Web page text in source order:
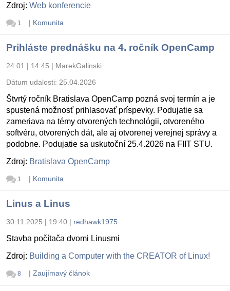
Zdroj: Web konferencie
1 | Komunita
Prihláste prednášku na 4. ročník OpenCamp
24.01 | 14:45 | MarekGalinski
Dátum udalosti: 25.04.2026
Štvrtý ročník Bratislava OpenCamp pozná svoj termín a je
spustená možnosť prihlasovať príspevky. Podujatie sa
zameriava na témy otvorených technológii, otvoreného
softvéru, otvorených dát, ale aj otvorenej verejnej správy a
podobne. Podujatie sa uskutoční 25.4.2026 na FIIT STU.
Zdroj: Bratislava OpenCamp
1 | Komunita
Linus a Linus
30.11.2025 | 19:40 | redhawk1975
Stavba počítača dvomi Linusmi
Zdroj: Building a Computer with the CREATOR of Linux!
8 | Zaujímavý článok